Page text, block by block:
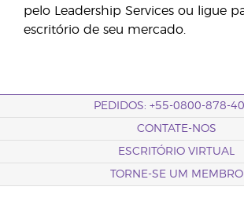
pelo Leadership Services ou ligue
escritório de seu mercado.
PEDIDOS: +55-0800-878-
CONTATE-NOS
ESCRITÓRIO VIRTUAL
TORNE-SE UM MEMBRO